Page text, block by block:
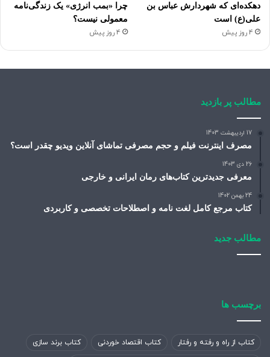
دهکده‌ای که شهردارش عباس بن
علی(ع) است
4 روز پیش
چرا «بمب انرژی» یک زندگی‌نامه
معمولی نیست؟
4 روز پیش
مطالب پر بازدید
17 اردیبهشت 1403
مصرف اینترنت فیلم و حجم مصرفی تماشای آنلاین ویدیو چقدر است؟
26 دی 1403
معرفی جدیدترین کتاب‌های رمان ایرانی و خارجی
24 بهمن 1402
کتاب مرجع کامل لغت نامه و اصطلاحات تخصصی و کاربردی
مطالب جدید
برچسب ها
کتاب از راه و رفته و رفتار کتاب اقتصاد خوردنی کتاب برند سازی